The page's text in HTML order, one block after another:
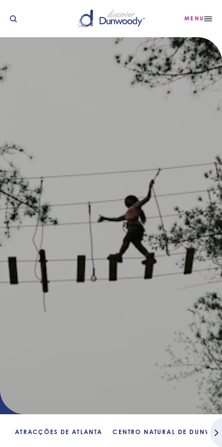
Saltar para o conteúdo MENU
ATRACÇÕES DE ATLANTA CENTRO NATURAL DE